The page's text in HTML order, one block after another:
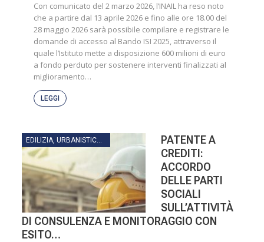
Con comunicato del 2 marzo 2026, l’INAIL ha reso noto
che a partire dal 13 aprile 2026 e fino alle ore 18.00 del
28 maggio 2026 sarà possibile compilare e registrare le
domande di accesso al Bando ISI 2025, attraverso il
quale l’Istituto mette a disposizione 600 milioni di euro
a fondo perduto per sostenere interventi finalizzati al
miglioramento…
LEGGI
EDILIZIA, URBANISTICA, LAVORI PUBBLICI, INFRASTRUTTURE E TRASPORTI
PATENTE A
CREDITI:
ACCORDO
DELLE PARTI
SOCIALI
SULL’ATTIVITÀ
DI CONSULENZA E MONITORAGGIO CON
ESITO…